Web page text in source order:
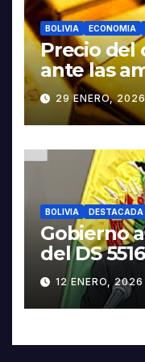
BOLIVIA ECONOMIA
Precio del
ante las
contra Irán
29 ENERO, 2026
BOLIVIA DESTACADA
Gobierno
del DS
5503
12 ENERO, 2026